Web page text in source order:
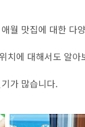
월 맛집에 대한 다
치에 대해서도 알
가 많습니다.